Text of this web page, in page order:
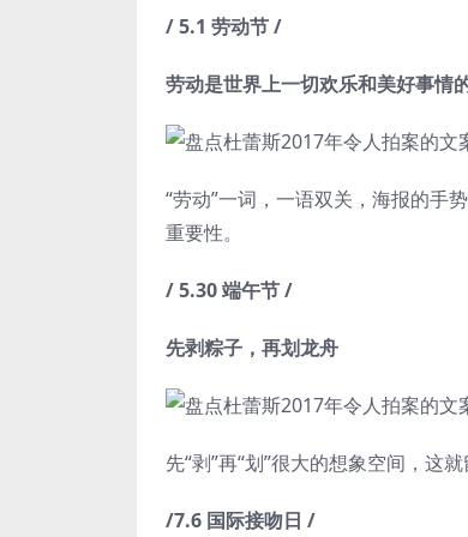
/ 5.1 劳动节 /
劳动是世界上一切欢乐和美好事情
“劳动”一词，一语双关，海报的手
重要性。
/ 5.30 端午节 /
先剥粽子，再划龙舟
先“剥”再“划”很大的想象空间，这
/7.6 国际接吻日 /